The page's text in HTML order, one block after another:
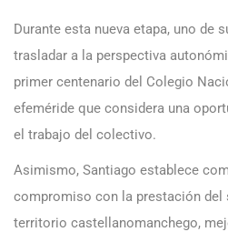
Durante esta nueva etapa, uno de
trasladar a la perspectiva
primer centenario del Colegio
efeméride que considera una
el trabajo del colectivo.
Asimismo, Santiago establece
compromiso con la prestación del
territorio castellanomanchego,